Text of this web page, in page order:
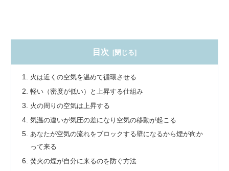
目次
火は近くの空気を温めて循環させる
軽い（密度が低い）と上昇する仕組み
火の周りの空気は上昇する
気温の違いが気圧の差になり空気の移動が起こる
あなたが空気の流れをブロックする壁になるから煙が向か
って来る
焚火の煙が自分に来るのを防ぐ方法